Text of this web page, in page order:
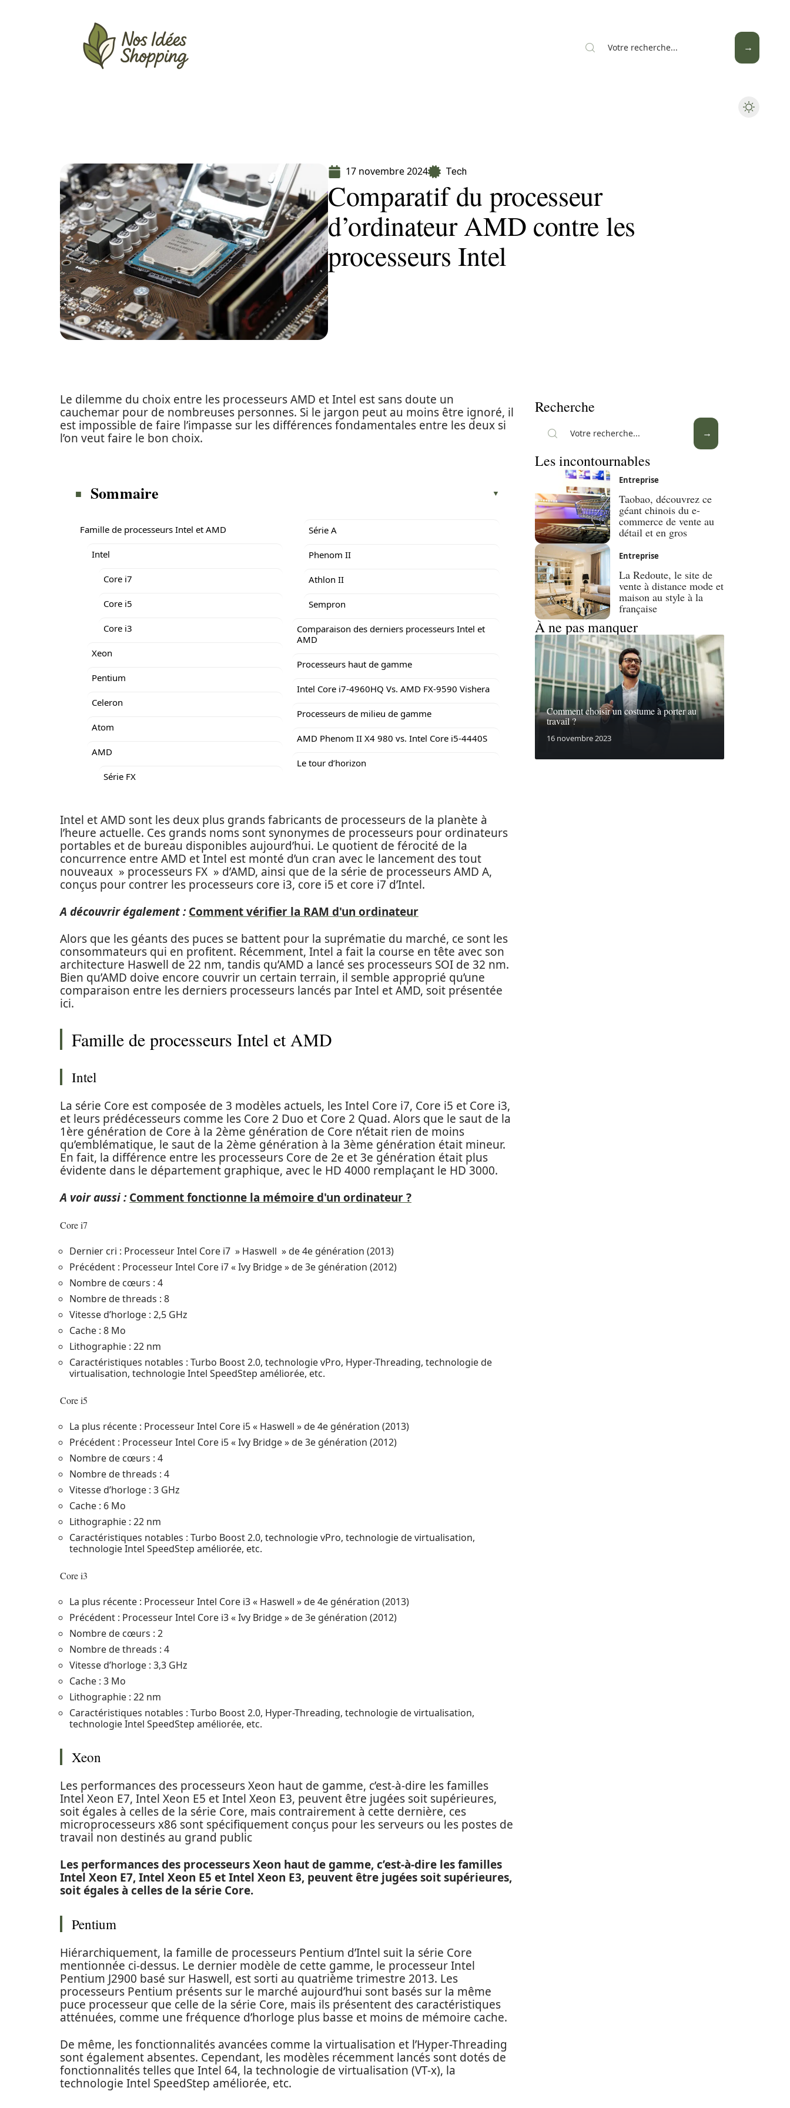
17 novembre 2024 Tech
Comparatif du processeur
d’ordinateur AMD contre les
processeurs Intel
Le dilemme du choix entre les processeurs AMD et Intel est sans doute un
cauchemar pour de nombreuses personnes. Si le jargon peut au moins être ignoré, il
est impossible de faire l’impasse sur les différences fondamentales entre les deux si
l’on veut faire le bon choix.
Sommaire
Famille de processeurs Intel et AMD
Intel
Core i7
Core i5
Core i3
Xeon
Pentium
Celeron
Atom
AMD
Série FX
Série A
Phenom II
Athlon II
Sempron
Comparaison des derniers processeurs Intel et
AMD
Processeurs haut de gamme
Intel Core i7-4960HQ Vs. AMD FX-9590 Vishera
Processeurs de milieu de gamme
AMD Phenom II X4 980 vs. Intel Core i5-4440S
Le tour d’horizon
Intel et AMD sont les deux plus grands fabricants de processeurs de la planète à
l’heure actuelle. Ces grands noms sont synonymes de processeurs pour ordinateurs
portables et de bureau disponibles aujourd’hui. Le quotient de férocité de la
concurrence entre AMD et Intel est monté d’un cran avec le lancement des tout
nouveaux » processeurs FX » d’AMD, ainsi que de la série de processeurs AMD A,
conçus pour contrer les processeurs core i3, core i5 et core i7 d’Intel.
A découvrir également : Comment vérifier la RAM d'un ordinateur
Alors que les géants des puces se battent pour la suprématie du marché, ce sont les
consommateurs qui en profitent. Récemment, Intel a fait la course en tête avec son
architecture Haswell de 22 nm, tandis qu’AMD a lancé ses processeurs SOI de 32 nm.
Bien qu’AMD doive encore couvrir un certain terrain, il semble approprié qu’une
comparaison entre les derniers processeurs lancés par Intel et AMD, soit présentée
ici.
Famille de processeurs Intel et AMD
Intel
La série Core est composée de 3 modèles actuels, les Intel Core i7, Core i5 et Core i3,
et leurs prédécesseurs comme les Core 2 Duo et Core 2 Quad. Alors que le saut de la
1ère génération de Core à la 2ème génération de Core n’était rien de moins
qu’emblématique, le saut de la 2ème génération à la 3ème génération était mineur.
En fait, la différence entre les processeurs Core de 2e et 3e génération était plus
évidente dans le département graphique, avec le HD 4000 remplaçant le HD 3000.
A voir aussi : Comment fonctionne la mémoire d'un ordinateur ?
Core i7
Dernier cri : Processeur Intel Core i7 » Haswell » de 4e génération (2013)
Précédent : Processeur Intel Core i7 « Ivy Bridge » de 3e génération (2012)
Nombre de cœurs : 4
Nombre de threads : 8
Vitesse d’horloge : 2,5 GHz
Cache : 8 Mo
Lithographie : 22 nm
Caractéristiques notables : Turbo Boost 2.0, technologie vPro, Hyper-Threading, technologie de
virtualisation, technologie Intel SpeedStep améliorée, etc.
Core i5
La plus récente : Processeur Intel Core i5 « Haswell » de 4e génération (2013)
Précédent : Processeur Intel Core i5 « Ivy Bridge » de 3e génération (2012)
Nombre de cœurs : 4
Nombre de threads : 4
Vitesse d’horloge : 3 GHz
Cache : 6 Mo
Lithographie : 22 nm
Caractéristiques notables : Turbo Boost 2.0, technologie vPro, technologie de virtualisation,
technologie Intel SpeedStep améliorée, etc.
Core i3
La plus récente : Processeur Intel Core i3 « Haswell » de 4e génération (2013)
Précédent : Processeur Intel Core i3 « Ivy Bridge » de 3e génération (2012)
Nombre de cœurs : 2
Nombre de threads : 4
Vitesse d’horloge : 3,3 GHz
Cache : 3 Mo
Lithographie : 22 nm
Caractéristiques notables : Turbo Boost 2.0, Hyper-Threading, technologie de virtualisation,
technologie Intel SpeedStep améliorée, etc.
Xeon
Les performances des processeurs Xeon haut de gamme, c’est-à-dire les familles
Intel Xeon E7, Intel Xeon E5 et Intel Xeon E3, peuvent être jugées soit supérieures,
soit égales à celles de la série Core, mais contrairement à cette dernière, ces
microprocesseurs x86 sont spécifiquement conçus pour les serveurs ou les postes de
travail non destinés au grand public
Les performances des processeurs Xeon haut de gamme, c’est-à-dire les familles
Intel Xeon E7, Intel Xeon E5 et Intel Xeon E3, peuvent être jugées soit supérieures,
soit égales à celles de la série Core.
Pentium
Hiérarchiquement, la famille de processeurs Pentium d’Intel suit la série Core
mentionnée ci-dessus. Le dernier modèle de cette gamme, le processeur Intel
Pentium J2900 basé sur Haswell, est sorti au quatrième trimestre 2013. Les
processeurs Pentium présents sur le marché aujourd’hui sont basés sur la même
puce processeur que celle de la série Core, mais ils présentent des caractéristiques
atténuées, comme une fréquence d’horloge plus basse et moins de mémoire cache.
De même, les fonctionnalités avancées comme la virtualisation et l’Hyper-Threading
sont également absentes. Cependant, les modèles récemment lancés sont dotés de
fonctionnalités telles que Intel 64, la technologie de virtualisation (VT-x), la
technologie Intel SpeedStep améliorée, etc.
Recherche
Les incontournables
Entreprise
Taobao, découvrez ce
géant chinois du e-
commerce de vente au
détail et en gros
Entreprise
La Redoute, le site de
vente à distance mode et
maison au style à la
française
À ne pas manquer
Comment choisir un costume à porter au
travail ?
16 novembre 2023